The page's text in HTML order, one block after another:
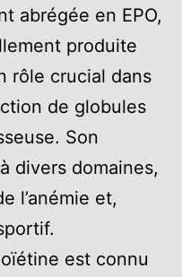
abrégée en EPO,
produite
rôle crucial dans
de globules
Son
divers domaines,
l’anémie et,
est connu